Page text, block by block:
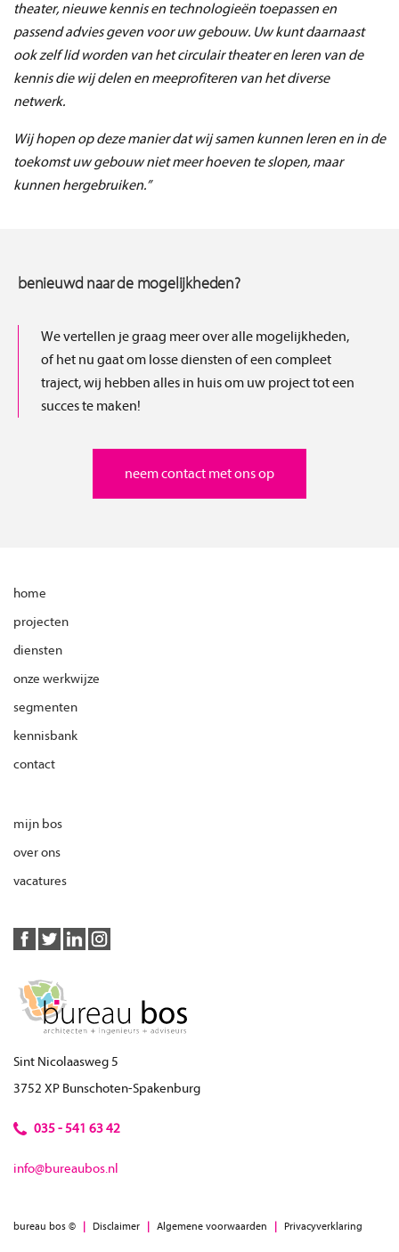
theater, nieuwe kennis en technologieën toepassen en
passend advies geven voor uw gebouw. Uw kunt daarnaast
ook zelf lid worden van het circulair theater en leren van de
kennis die wij delen en meeprofiteren van het diverse
netwerk.
Wij hopen op deze manier dat wij samen kunnen leren en in de
toekomst uw gebouw niet meer hoeven te slopen, maar
kunnen hergebruiken.”
benieuwd naar de mogelijkheden?
We vertellen je graag meer over alle mogelijkheden,
of het nu gaat om losse diensten of een compleet
traject, wij hebben alles in huis om uw project tot een
succes te maken!
neem contact met ons op
home
projecten
diensten
onze werkwijze
segmenten
kennisbank
contact
mijn bos
over ons
vacatures
Sint Nicolaasweg 5
3752 XP Bunschoten-Spakenburg
035 - 541 63 42
info@bureaubos.nl
bureau bos © | Disclaimer | Algemene voorwaarden | Privacyverklaring